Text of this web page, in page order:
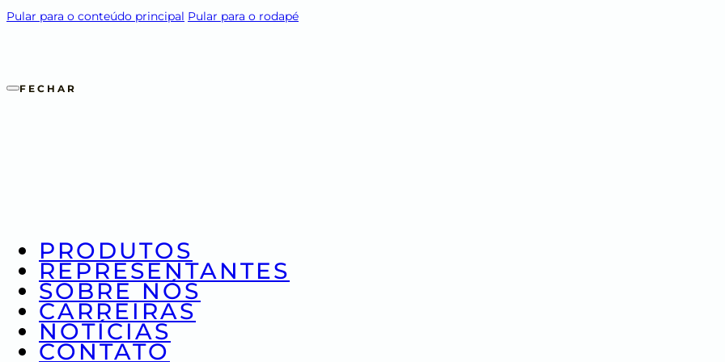
Pular para o conteúdo principal Pular para o rodapé
FECHAR
PRODUTOS
REPRESENTANTES
SOBRE NÓS
CARREIRAS
NOTÍCIAS
CONTATO